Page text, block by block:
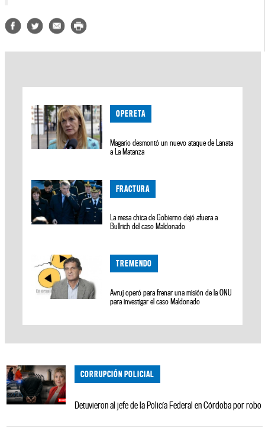
OPERETA
Magario desmontó un nuevo ataque de Lanata
a La Matanza
FRACTURA
La mesa chica de Gobierno dejó afuera a
Bullrich del caso Maldonado
TREMENDO
Avruj operó para frenar una misión de la ONU
para investigar el caso Maldonado
CORRUPCIÓN POLICIAL
Detuvieron al jefe de la Policía Federal en Córdoba por robo